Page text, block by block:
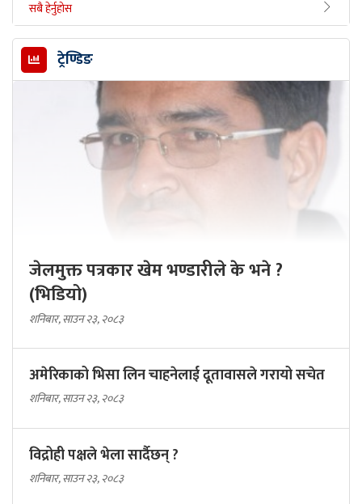
सबै हेर्नुहोस
ट्रेण्डिङ
जेलमुक्त पत्रकार खेम भण्डारीले के भने ?
(भिडियो)
शनिबार, साउन २३, २०८३
अमेरिकाको भिसा लिन चाहनेलाई दूतावासले गरायो सचेत
शनिबार, साउन २३, २०८३
विद्रोही पक्षले भेला सार्दैछन् ?
शनिबार, साउन २३, २०८३